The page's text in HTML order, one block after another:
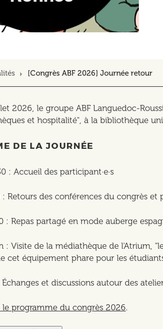
[Congrès ABF 2026] Journée retour
2026, le groupe ABF Languedoc-
et hospitalité", à la bibliothèque
DE LA JOURNÉE
: Accueil des participant·e·s
Retours des conférences du congrès
: Repas partagé en mode auberge
: Visite de la médiathèque de l'Atrium,
cet équipement phare pour les
et discussions autour des
programme du congrès 2026.